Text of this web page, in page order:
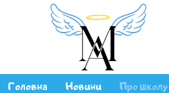
Головна Новини Про школу